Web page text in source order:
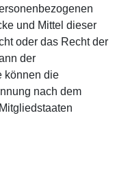
und Mittel dieser
oder das Recht der
der
können die
nach dem